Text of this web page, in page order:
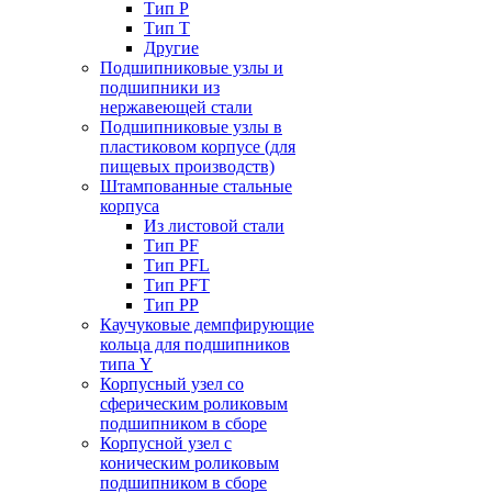
Тип P
Тип T
Другие
Подшипниковые узлы и
подшипники из
нержавеющей стали
Подшипниковые узлы в
пластиковом корпусе (для
пищевых производств)
Штампованные стальные
корпуса
Из листовой стали
Тип PF
Тип PFL
Тип PFT
Тип PP
Каучуковые демпфирующие
кольца для подшипников
типа Y
Корпусный узел со
сферическим роликовым
подшипником в сборе
Корпусной узел с
коническим роликовым
подшипником в сборе